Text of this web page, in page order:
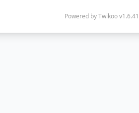
Powered byTwikoov1.6.41